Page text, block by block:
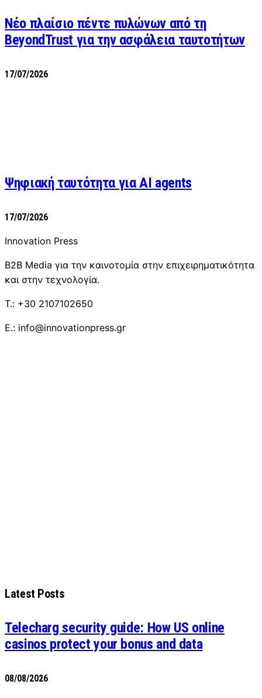
Νέο πλαίσιο πέντε πυλώνων από τη
BeyondTrust για την ασφάλεια ταυτοτήτων
17/07/2026
Ψηφιακή ταυτότητα για AI agents
17/07/2026
Innovation Press
B2B Media για την καινοτομία στην επιχειρηματικότητα
και στην τεχνολογία.
T.: +30 2107102650
E.: info@innovationpress.gr
Latest Posts
Telecharg security guide: How US online
casinos protect your bonus and data
08/08/2026